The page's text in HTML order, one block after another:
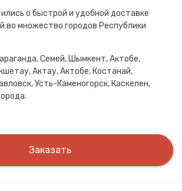
о быстрой и удобной доставке
во множество городов Республики
Семей, Шымкент, Актобе,
Актау, Актобе, Костанай,
Усть-Каменогорск, Каскелен,
Заказать